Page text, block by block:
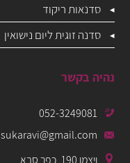
סדנאות ריקוד
סדנה זוגית ליום נישואין
נהיה בקשר
052-3249081
sukaravi@gmail.com
ויצמן 190, כפר סבא